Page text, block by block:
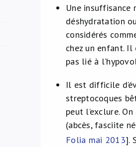
Une insuffisance
déshydratation
considérés
chez un enfant.
pas lié à
Il est difficile
streptocoques
peut l’exclure.
(abcès, fasciite
Folia mai 2013].